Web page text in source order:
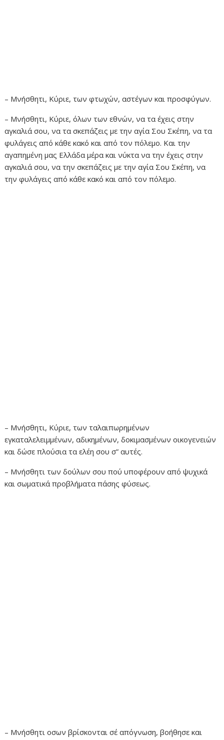
– Μνήσθητι, Κύριε, των φτωχών, αστέγων και προσφύγων.
– Μνήσθητι, Κύριε, όλων των εθνών, να τα έχεις στην
αγκαλιά σου, να τα σκεπάζεις με την αγία Σου Σκέπη, να τα
φυλάγεις από κάθε κακό και από τον πόλεμο. Και την
αγαπημένη μας Ελλάδα μέρα και νύκτα να την έχεις στην
αγκαλιά σου, να την σκεπάζεις με την αγία Σου Σκέπη, να
την φυλάγεις από κάθε κακό και από τον πόλεμο.
– Μνήσθητι, Κύριε, των ταλαιπωρημένων
εγκαταλελειμμένων, αδικημένων, δοκιμασμένων οικογενειών
και δώσε πλούσια τα ελέη σου σ” αυτές.
– Μνήσθητι των δούλων σου πού υποφέρουν από ψυχικά
και σωματικά προβλήματα πάσης φύσεως.
– Μνήσθητι oσων βρίσκονται σέ απόγνωση, βοήθησε και